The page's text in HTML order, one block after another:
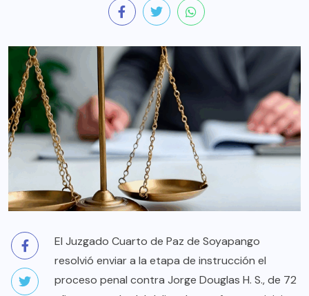
El Juzgado Cuarto de Paz de Soyapango
resolvió enviar a la etapa de instrucción el
proceso penal contra Jorge Douglas H. S., de 72